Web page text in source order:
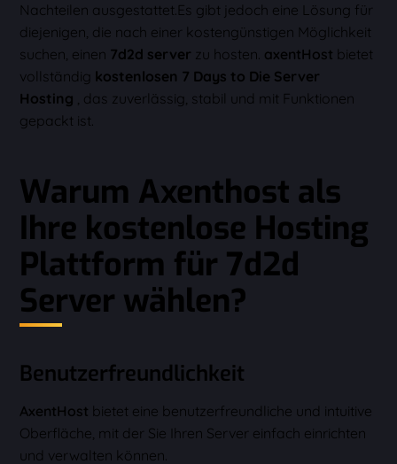
Nachteilen ausgestattet.Es gibt jedoch eine Lösung für
diejenigen, die nach einer kostengünstigen Möglichkeit
suchen, einen 7d2d server zu hosten. axentHost bietet
vollständig kostenlosen 7 Days to Die Server
Hosting , das zuverlässig, stabil und mit Funktionen
gepackt ist.
Warum Axenthost als
Ihre kostenlose Hosting
Plattform für 7d2d
Server wählen?
Benutzerfreundlichkeit
AxentHost bietet eine benutzerfreundliche und intuitive
Oberfläche, mit der Sie Ihren Server einfach einrichten
und verwalten können.